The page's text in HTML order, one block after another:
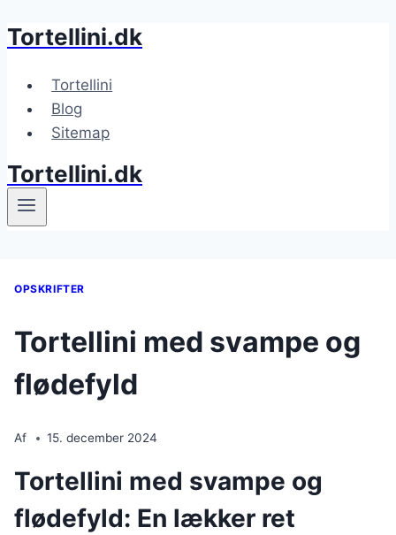
Fortsæt
indhold
Tortellini.dk
Tortellini
Blog
Sitemap
Tortellini.dk
OPSKRIFTER
Tortellini med svampe og
flødefyld
Af 15. december 2024
Tortellini med svampe og
flødefyld: En lækker ret